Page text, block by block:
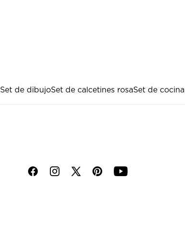
Set de dibujoSet de calcetines rosaSet de cocina
f i p y